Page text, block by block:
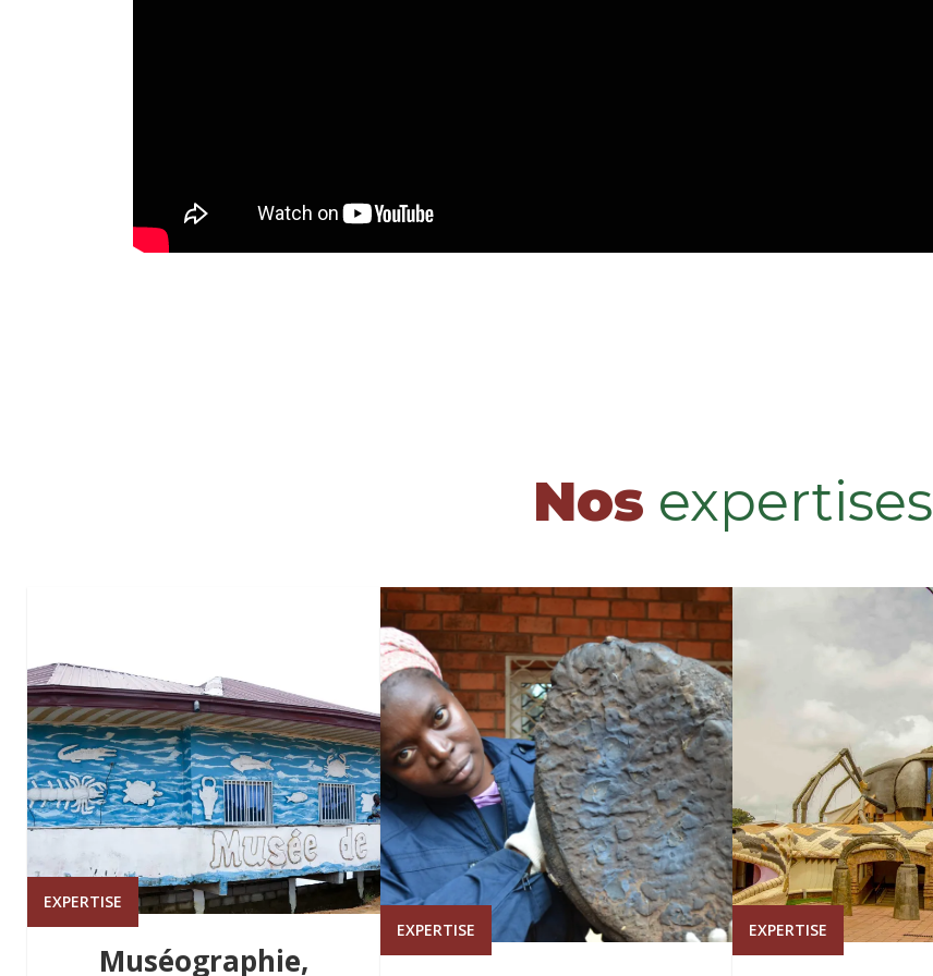
Nos expertises
EXPERTISE
Muséographie,
EXPERTISE EXPERTISE